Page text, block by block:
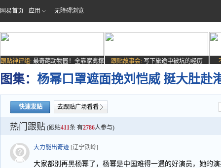
网易首页 应用 无障碍浏览
跟贴神评组: 最奇葩动物园！全靠家禽撑
场子
跟贴故事会: 写下旅途中被坑的经历
图集： 杨幂口罩遮面挽刘恺威 挺大肚赴
快速发贴 去跟贴广场看看
热门跟贴 (跟贴411条 有2786人参与)
大力能出奇迹 [辽宁铁岭]
大家都别再黑杨幂了，杨幂是中国难得一遇的好演员，她的